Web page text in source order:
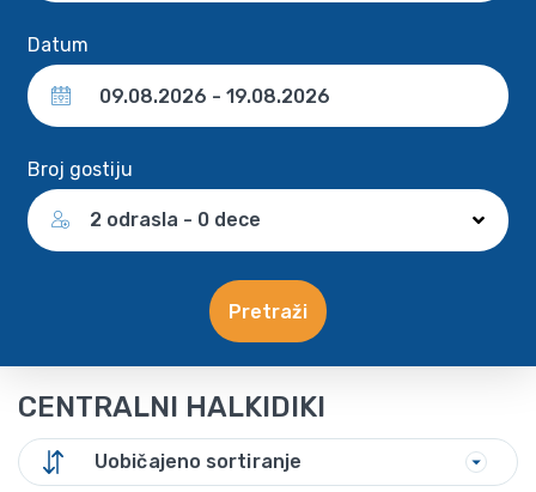
Datum
Broj gostiju
2 odrasla - 0 dece
Pretraži
CENTRALNI HALKIDIKI
Uobičajeno sortiranje